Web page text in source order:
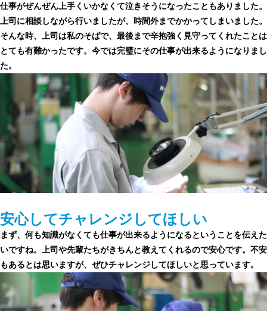
仕事がぜんぜん上手くいかなくて泣きそうになったこともありました。
上司に相談しながら行いましたが、時間外までかかってしまいました。
そんな時、上司は私のそばで、最後まで辛抱強く見守ってくれたことは
とても有難かったです。今では完璧にその仕事が出来るようになりまし
た。
安心してチャレンジしてほしい
まず、何も知識がなくても仕事が出来るようになるということを伝えた
いですね。上司や先輩たちがきちんと教えてくれるので安心です。不安
もあるとは思いますが、ぜひチャレンジしてほしいと思っています。